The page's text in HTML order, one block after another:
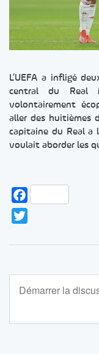
L’UEFA a infligé
central du Real
volontairement
aller des huitièmes
capitaine du Real a
voulait aborder les
Facebook